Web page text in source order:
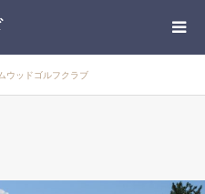
ウッドゴルフクラブ